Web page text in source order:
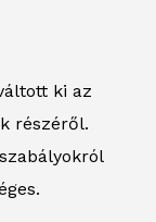
ki az
részéről.